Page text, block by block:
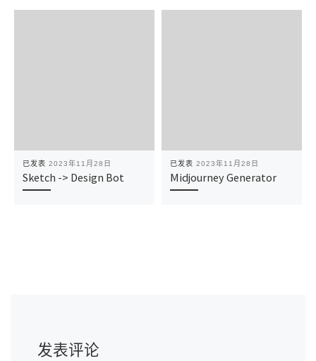
已发表 2023年11月28日
Sketch -> Design Bot
已发表 2023年11月28日
Midjourney Generator
发表评论